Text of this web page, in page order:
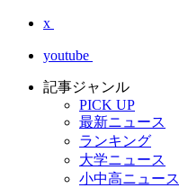
x
youtube
記事ジャンル
PICK UP
最新ニュース
ランキング
大学ニュース
小中高ニュース